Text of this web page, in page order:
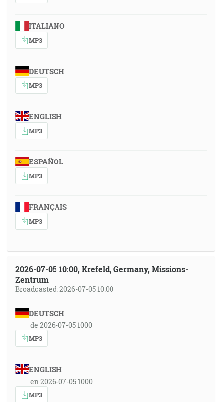
ITALIANO
MP3
DEUTSCH
MP3
ENGLISH
MP3
ESPAÑOL
MP3
FRANÇAIS
MP3
2026-07-05 10:00, Krefeld, Germany, Missions-
Zentrum
Broadcasted: 2026-07-05 10:00
DEUTSCH
de 2026-07-05 1000
MP3
ENGLISH
en 2026-07-05 1000
MP3